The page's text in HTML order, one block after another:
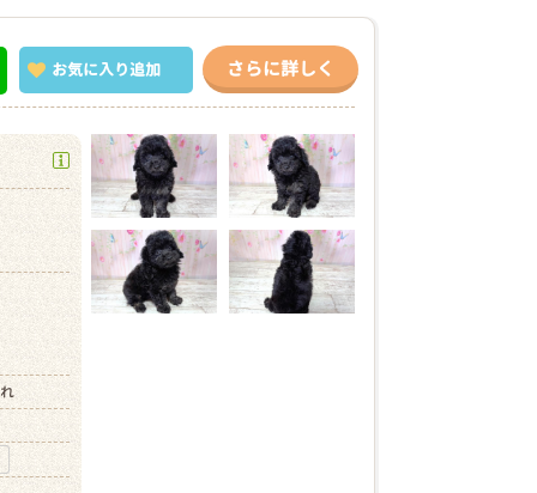
お気に入り追加 さらに詳しく